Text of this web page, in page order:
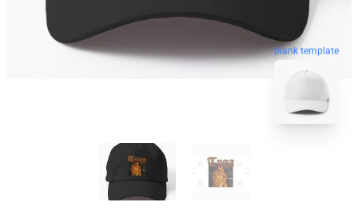
blank template